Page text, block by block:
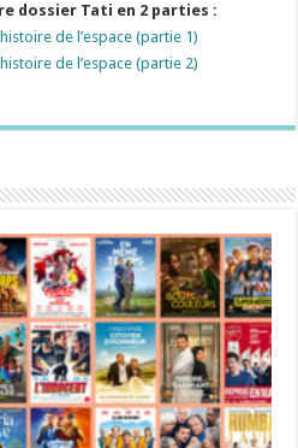
dossier Tati en 2 parties :
de l’espace (partie 1)
de l’espace (partie 2)